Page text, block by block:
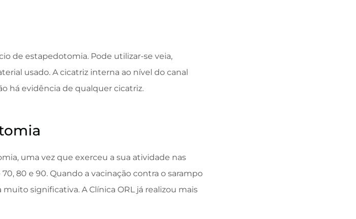
de estapedotomia. Pode utilizar-se veia,
usado. A cicatriz interna ao nível do canal
há evidência de qualquer cicatriz.
uma vez que exerceu a sua atividade nas
80 e 90. Quando a vacinação contra o sarampo
significativa. A Clínica ORL já realizou mais